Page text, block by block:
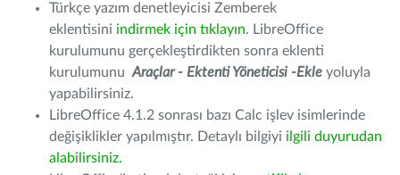
Türkçe yazım denetleyicisi Zemberek
eklentisini indirmek için tıklayın. LibreOffice
kurulumunu gerçekleştirdikten sonra eklenti
kurulumunu Araçlar - Ektenti Yöneticisi -Ekle yoluyla
yapabilirsiniz.
LibreOffice 4.1.2 sonrası bazı Calc işlev isimlerinde
değişiklikler yapılmıştır. Detaylı bilgiyi ilgili duyurudan
alabilirsiniz.